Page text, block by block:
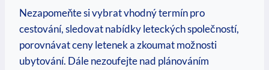
Nezapomeňte si vybrat vhodný⁣ termín pro
cestování, sledovat nabídky leteckých společností,
porovnávat ceny‍ letenek a‌ zkoumat možnosti
ubytování. Dále nezoufejte nad plánováním